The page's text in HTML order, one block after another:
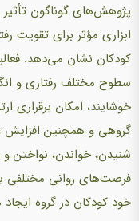
پژوهش‌های گوناگون
ابزاری مؤثر برای تقویت
کودکان نشان می‌دهد.
سطوح مختلف رفتاری و
خوشایند، امکان برقراری
گروهی و همچنین افزایش
شنیدن، خواندن،
فرصت‌های روانی مختلفی
خود کودکان در گروه ایجاد